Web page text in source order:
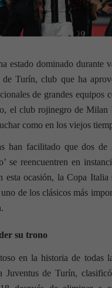
estado dominado durante
de Turín, club que ha
de grandes equipos
el club rojinegro de Milan
como en los viejos
han facilitado que dos de
se reencuentren en
esta ocasión, la Copa Italia
de los clásicos más
su trono
en la historia de todas
Juventus de Turín,